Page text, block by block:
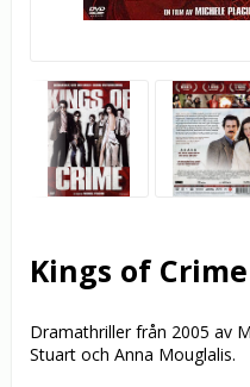
Kings of Crime
Dramathriller från 2005 av
Stuart och Anna Mouglalis.